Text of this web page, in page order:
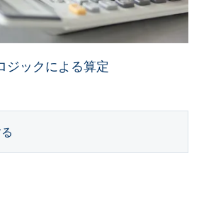
ジックによる算定